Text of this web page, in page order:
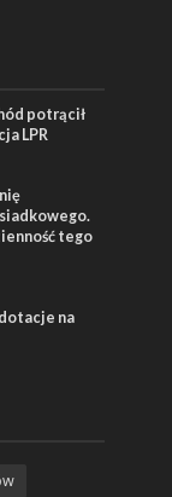
potrącił
LPR
tego
na